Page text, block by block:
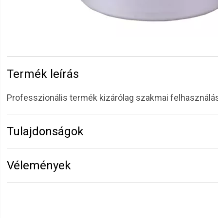
Termék leírás
Professzionális termék kizárólag szakmai
Tulajdonságok
Kiszerelés:
Vélemények